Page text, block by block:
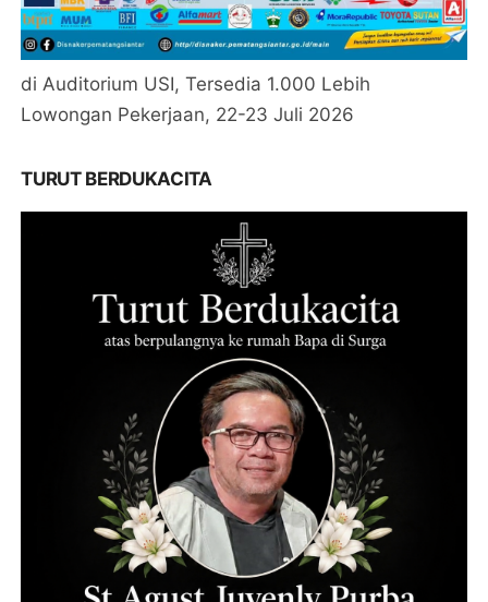
di Auditorium USI, Tersedia 1.000 Lebih
Lowongan Pekerjaan, 22-23 Juli 2026
TURUT BERDUKACITA